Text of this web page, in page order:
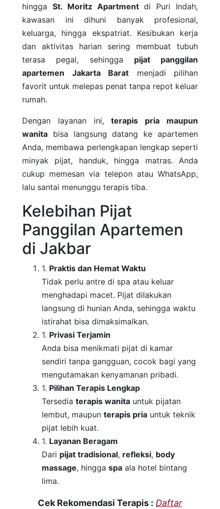
hingga St. Moritz Apartmentdi Puri Indah,
kawasan ini dihuni banyak profesional,
keluarga, hingga ekspatriat. Kesibukan kerja
dan aktivitas harian sering membuat tubuh
terasa pegal, sehingga pijat panggilan
apartemen Jakarta Barat menjadi pilihan
favorit untuk melepas penat tanpa repot keluar
rumah.
Dengan layanan ini,terapis pria maupun
wanita bisa langsung datang ke apartemen
Anda, membawa perlengkapan lengkap seperti
minyak pijat, handuk, hingga matras. Anda
cukup memesan via telepon atau WhatsApp,
lalu santai menunggu terapis tiba.
Kelebihan Pijat
Panggilan Apartemen
di Jakbar
Praktis dan Hemat Waktu
Tidak perlu antre di spa atau keluar
menghadapi macet. Pijat dilakukan
langsung di hunian Anda, sehingga waktu
istirahat bisa dimaksimalkan.
Privasi Terjamin
Anda bisa menikmati pijat di kamar
sendiri tanpa gangguan, cocok bagi yang
mengutamakan kenyamanan pribadi.
Pilihan Terapis Lengkap
Tersedia terapis wanita untuk pijatan
lembut, maupun terapis pria untuk teknik
pijat lebih kuat.
Layanan Beragam
Dari pijat tradisional, refleksi, body
massage, hingga spa ala hotel bintang
lima.
Cek Rekomendasi Terapis : Daftar